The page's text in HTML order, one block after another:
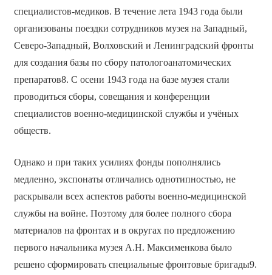
специалистов-медиков. В течение лета 1943 года были
организованы поездки сотрудников музея на Западный,
Северо-Западный, Волховский и Ленинградский фронты
для создания базы по сбору патологоанатомических
препаратов8. С осени 1943 года на базе музея стали
проводиться сборы, совещания и конференции
специалистов военно-медицинской службы и учёных
обществ.
Однако и при таких усилиях фонды пополнялись
медленно, экспонаты отличались однотипностью, не
раскрывали всех аспектов работы военно-медицинской
службы на войне. Поэтому для более полного сбора
материалов на фронтах и в округах по предложению
первого начальника музея А.Н. Максименкова было
решено сформировать специальные фронтовые бригады9.